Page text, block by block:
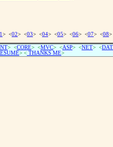
> <02> <03> <04> <05> <06> <07> <08
> <CORE> <MVC> <ASP> <NET> <
> < THANKS ME>